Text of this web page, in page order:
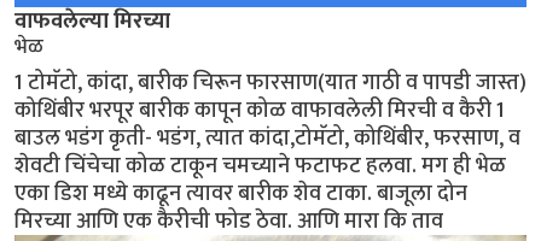
वाफवलेल्या मिरच्या
भेळ
1 टोमॅटो, कांदा, बारीक चिरून फारसाण(यात गाठी व पापडी जास्त)
कोथिंबीर भरपूर बारीक कापून कोळ वाफावलेली मिरची व कैरी 1
बाउल भडंग कृती- भडंग, त्यात कांदा,टोमॅटो, कोथिंबीर, फरसाण, व
शेवटी चिंचेचा कोळ टाकून चमच्याने फटाफट हलवा. मग ही भेळ
एका डिश मध्ये काढून त्यावर बारीक शेव टाका. बाजूला दोन
मिरच्या आणि एक कैरीची फोड ठेवा. आणि मारा कि ताव